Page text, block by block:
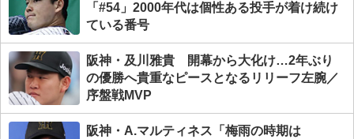
「#54」2000年代は個性ある投手が着け続け
ている番号
阪神・及川雅貴 開幕から大化け…2年ぶり
の優勝へ貴重なピースとなるリリーフ左腕／
序盤戦MVP
阪神・A.マルティネス「梅雨の時期は